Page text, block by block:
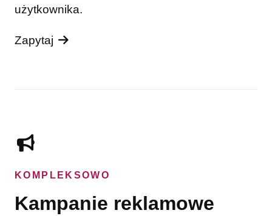
użytkownika.
Zapytaj
KOMPLEKSOWO
Kampanie reklamowe